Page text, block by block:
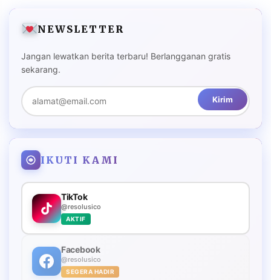
NEWSLETTER
Jangan lewatkan berita terbaru! Berlangganan gratis
sekarang.
Kirim
IKUTI KAMI
TikTok
@resolusico
AKTIF
Facebook
@resolusico
SEGERA HADIR